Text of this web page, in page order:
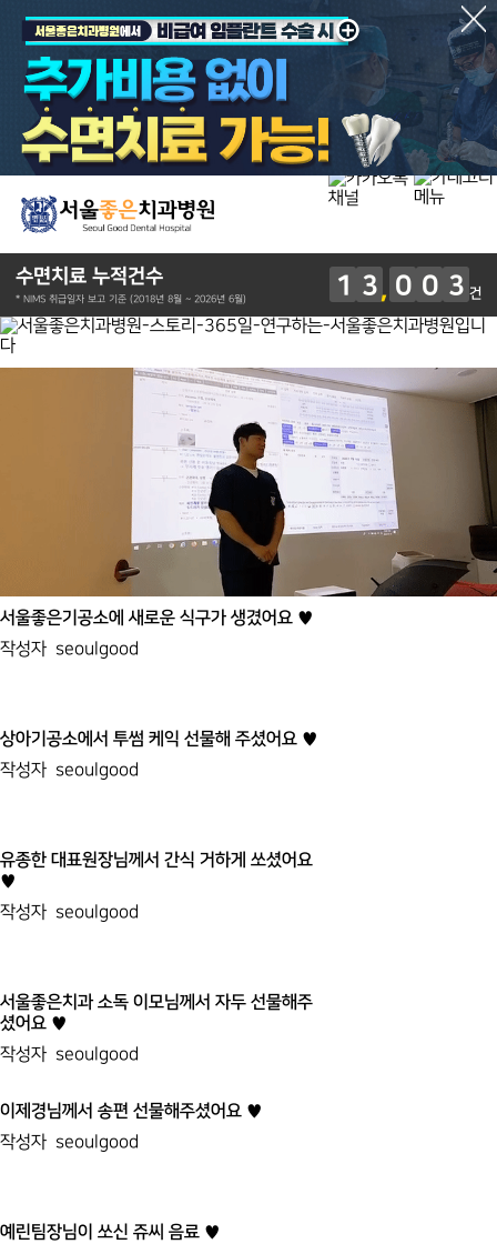
수면치료 누적건수
* NIMS 취급일자 보고 기준 (2018년 8월 ~ 2026년 6월) 1 3 0 0 3 건
서울좋은기공소에 새로운 식구가 생겼어요 ♥
작성자 seoulgood
상아기공소에서 투썸 케익 선물해 주셨어요 ♥
작성자 seoulgood
유종한 대표원장님께서 간식 거하게 쏘셨어요
♥
작성자 seoulgood
서울좋은치과 소독 이모님께서 자두 선물해주
셨어요 ♥
작성자 seoulgood
이제경님께서 송편 선물해주셨어요 ♥
작성자 seoulgood
예린팀장님이 쏘신 쥬씨 음료 ♥